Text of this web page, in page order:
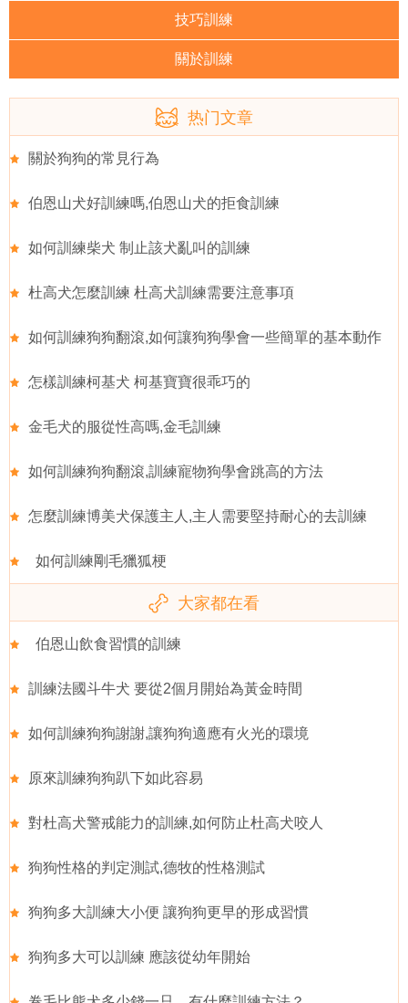
技巧訓練
關於訓練
热门文章
關於狗狗的常見行為
伯恩山犬好訓練嗎,伯恩山犬的拒食訓練
如何訓練柴犬 制止該犬亂叫的訓練
杜高犬怎麼訓練 杜高犬訓練需要注意事項
如何訓練狗狗翻滾,如何讓狗狗學會一些簡單的基本動作
怎樣訓練柯基犬 柯基寶寶很乖巧的
金毛犬的服從性高嗎,金毛訓練
如何訓練狗狗翻滾,訓練寵物狗學會跳高的方法
怎麼訓練博美犬保護主人,主人需要堅持耐心的去訓練
如何訓練剛毛獵狐梗
大家都在看
伯恩山飲食習慣的訓練
訓練法國斗牛犬 要從2個月開始為黃金時間
如何訓練狗狗謝謝,讓狗狗適應有火光的環境
原來訓練狗狗趴下如此容易
對杜高犬警戒能力的訓練,如何防止杜高犬咬人
狗狗性格的判定測試,德牧的性格測試
狗狗多大訓練大小便 讓狗狗更早的形成習慣
狗狗多大可以訓練 應該從幼年開始